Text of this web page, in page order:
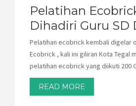
Pelatihan
Dihadiri Guru SD
Pelatihan ecobrick kembali digelar
Ecobrick , kali ini giliran Kota Tegal
pelatihan ecobrick yang diikuti 200
READ MORE